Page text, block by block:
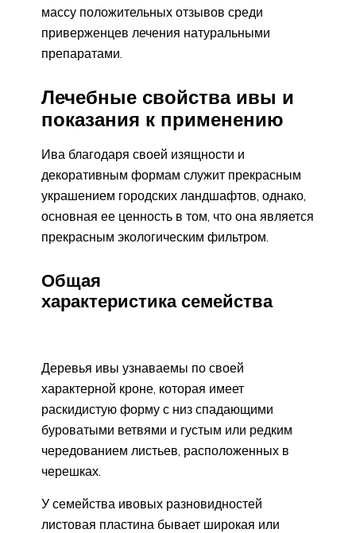
массу положительных отзывов среди
приверженцев лечения натуральными
препаратами.
Лечебные свойства ивы и
показания к применению
Ива благодаря своей изящности и
декоративным формам служит прекрасным
украшением городских ландшафтов, однако,
основная ее ценность в том, что она является
прекрасным экологическим фильтром.
Общая
характеристика семейства
Деревья ивы узнаваемы по своей
характерной кроне, которая имеет
раскидистую форму с низ спадающими
буроватыми ветвями и густым или редким
чередованием листьев, расположенных в
черешках.
У семейства ивовых разновидностей
листовая пластина бывает широкая или